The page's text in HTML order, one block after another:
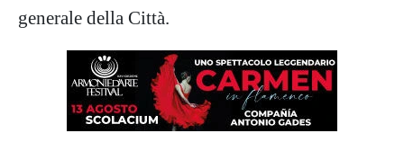
generale della Città.